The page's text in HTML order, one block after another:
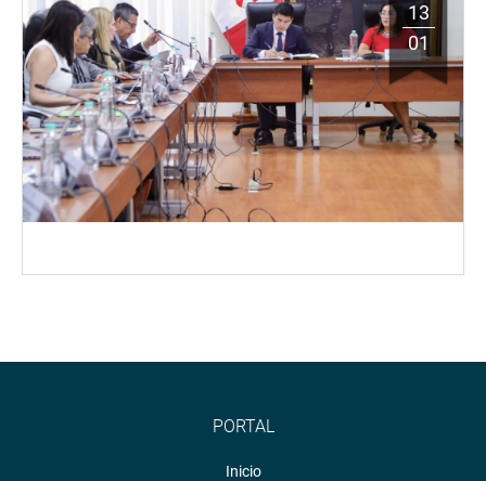
13
01
PORTAL
Inicio